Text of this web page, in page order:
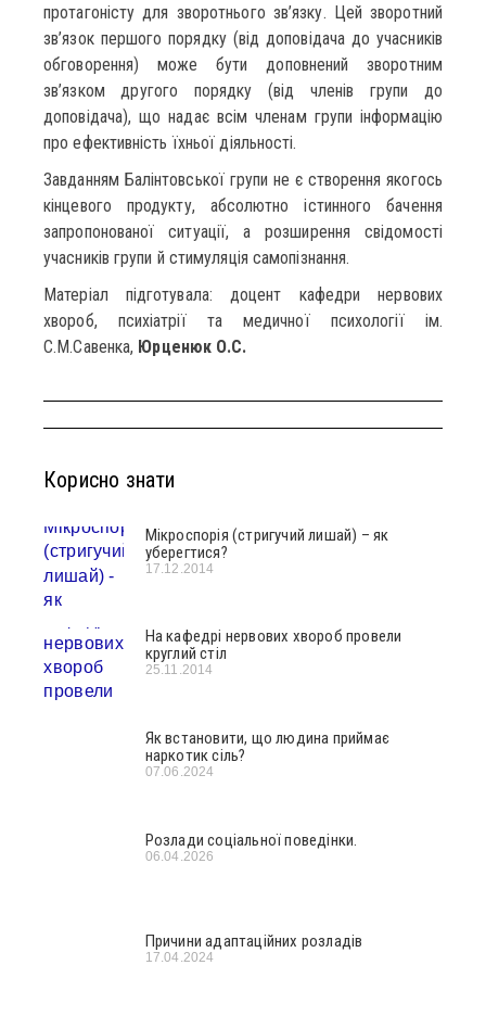
протагоністу для зворотнього зв’язку. Цей зворотний
зв’язок першого порядку (від доповідача до учасників
обговорення) може бути доповнений зворотним
зв’язком другого порядку (від членів групи до
доповідача), що надає всім членам групи інформацію
про ефективність їхньої діяльності.
Завданням Балінтовської групи не є створення якогось
кінцевого продукту, абсолютно істинного бачення
запропонованої ситуації, а розширення свідомості
учасників групи й стимуляція самопізнання.
Матеріал підготувала: доцент кафедри нервових
хвороб, психіатрії та медичної психології ім.
С.М.Савенка, Юрценюк О.С.
Корисно знати
Мікроспорія (стригучий лишай) – як
уберегтися?
17.12.2014
На кафедрі нервових хвороб провели
круглий стіл
25.11.2014
Як встановити, що людина приймає
наркотик сіль?
07.06.2024
Розлади соціальної поведінки.
06.04.2026
Причини адаптаційних розладів
17.04.2024